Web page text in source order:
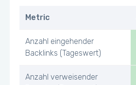
Metric
Anzahl eingehender
Backlinks (Tageswert)
Anzahl verweisender